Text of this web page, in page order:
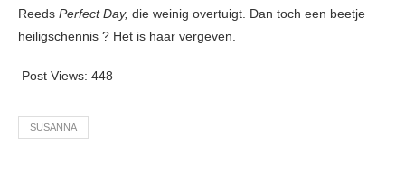
Reeds Perfect Day, die weinig overtuigt. Dan toch een beetje
heiligschennis ? Het is haar vergeven.
Post Views: 448
SUSANNA